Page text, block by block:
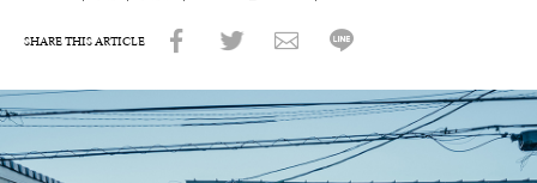
SHARE THIS ARTICLE